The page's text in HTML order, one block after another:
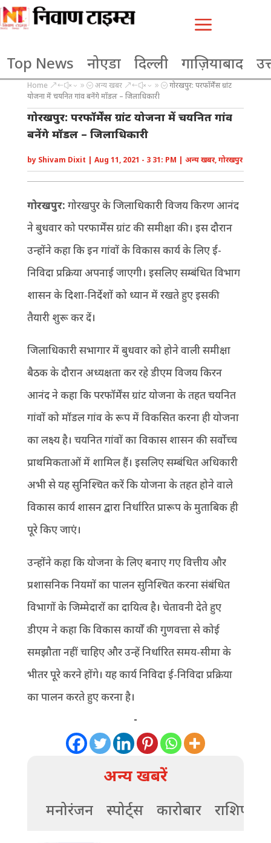
a
Top News नोएडा दिल्ली गाज़ियाबाद
Home &#x39; अन्य खबर &#x39; गोरखपुर: परफॉर्मेंस ग्रांट
योजना में चयनित गांव बनेंगे मॉडल – जिलाधिकारी
गोरखपुर: परफॉर्मेंस ग्रांट योजना में चयनित गांव
बनेंगे मॉडल – जिलाधिकारी
by Shivam Dixit | Aug 11, 2021 - 3 31: PM | अन्य खबर,गोरखपुर
गोरखपुर: गोरखपुर के जिलाधिकारी विजय किरण आनंद
ने बुधवार को परफार्मेंस ग्रांट की समीक्षा की। इस दौरान
उन्होंने कहा कि इन गांवों के विकास कार्य के लिए ई-
निविदा प्रक्रिया अपनाई जाएगी। इसलिए सम्बंधित विभाग
शासन के दिशा-निर्देशों को ध्यान में रखते हुए इसकी
तैयारी शुरू कर दें।
जिलाधिकारी सभागार में बुधवार को होने वाली समीक्षा
बैठक के दौरान अध्यक्षता कर रहे डीएम विजय किरन
आनंद ने कहा कि परफॉर्मेंस ग्रांट योजना के तहत चयनित
गांवों को मॉडल गांव के रूप में विकसित करना ही योजना
का लक्ष्य है। चयनित गांवों का विकास शासन की सर्वोच्च
प्राथमिकताओं में शामिल हैं। इसलिए सम्बंधित अधिकारी
अभी से यह सुनिश्चित करें कि योजना के तहत होने वाले
विकास कार्य शासन द्वारा निर्धारित प्रारूप के मुताबिक ही
पूरे किए जाएं।
उन्होंने कहा कि योजना के लिए बनाए गए वित्तीय और
प्रशासनिक नियमों का पालन सुनिश्चित करना संबंधित
विभागों के जिम्मेदारों का दायित्व है। चेतावनी देते हुए
डीएम ने कहा कि विकास कार्यों की गुणवत्ता से कोई
समझौता नहीं चाहिए और उन्हें निर्धारित समय-सीमा के
भीतर पूरे करने होंगे। यह कार्य निविदा ई-निविदा प्रक्रिया
का पालन करते हुए करना है।
-
अन्य खबरें
मनोरंजन स्पोर्ट्स कारोबार राशिफल